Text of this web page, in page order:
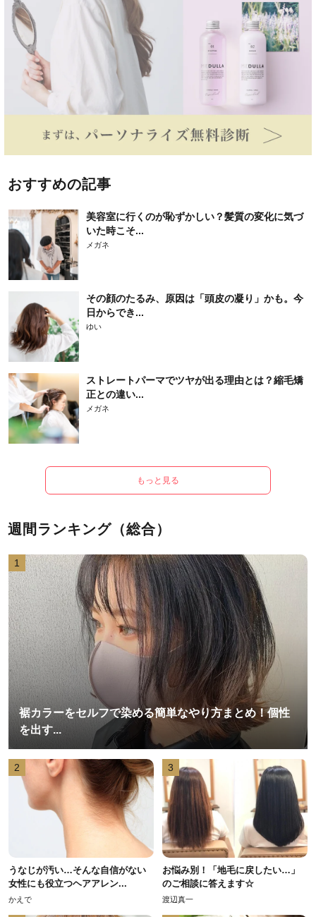
おすすめの記事
美容室に行くのが恥ずかしい？髪質の変化に気づ
いた時こそ...
メガネ
その顔のたるみ、原因は「頭皮の凝り」かも。今
日からでき...
ゆい
ストレートパーマでツヤが出る理由とは？縮毛矯
正との違い...
メガネ
もっと見る
週間ランキング（総合）
1
裾カラーをセルフで染める簡単なやり方まとめ！個性
を出す...
2
うなじが汚い…そんな自信がない
女性にも役立つヘアアレン...
かえで
3
お悩み別！「地毛に戻したい…」
のご相談に答えます☆
渡辺真一